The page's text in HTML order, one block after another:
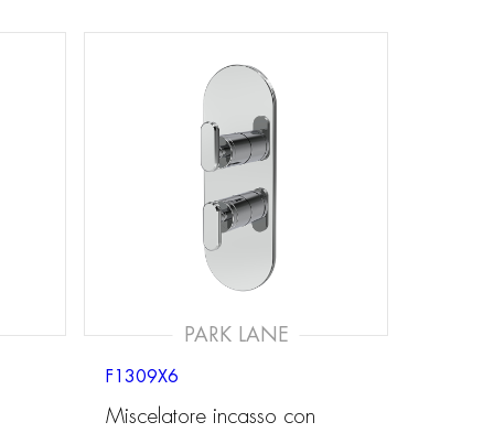
PARK LANE
F1309X6
Miscelatore incasso con